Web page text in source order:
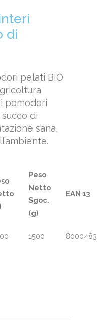
di
pelati BIO
pomodori
di
sana,
Peso
Netto
Sgoc.
(g)
EAN 13
1500